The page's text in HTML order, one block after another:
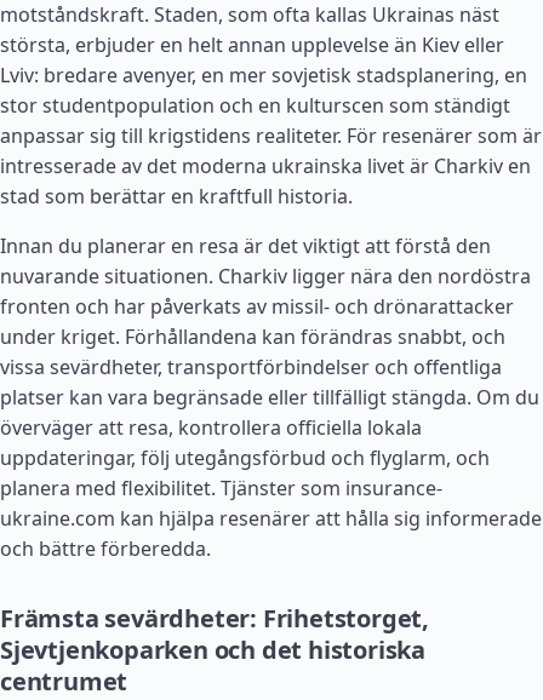
motståndskraft. Staden, som ofta kallas Ukrainas näst
största, erbjuder en helt annan upplevelse än Kiev eller
Lviv: bredare avenyer, en mer sovjetisk stadsplanering, en
stor studentpopulation och en kulturscen som ständigt
anpassar sig till krigstidens realiteter. För resenärer som är
intresserade av det moderna ukrainska livet är Charkiv en
stad som berättar en kraftfull historia.
Innan du planerar en resa är det viktigt att förstå den
nuvarande situationen. Charkiv ligger nära den nordöstra
fronten och har påverkats av missil- och drönarattacker
under kriget. Förhållandena kan förändras snabbt, och
vissa sevärdheter, transportförbindelser och offentliga
platser kan vara begränsade eller tillfälligt stängda. Om du
överväger att resa, kontrollera officiella lokala
uppdateringar, följ utegångsförbud och flyglarm, och
planera med flexibilitet. Tjänster som insurance-
ukraine.com kan hjälpa resenärer att hålla sig informerade
och bättre förberedda.
Främsta sevärdheter: Frihetstorget,
Sjevtjenkoparken och det historiska
centrumet